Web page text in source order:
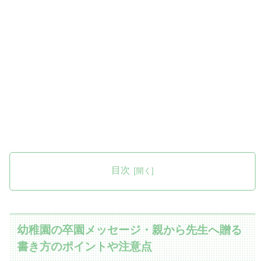
目次
幼稚園の卒園メッセージ・親から先生へ贈る
書き方のポイントや注意点